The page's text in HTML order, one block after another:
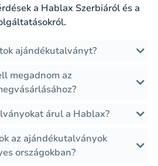
a Hablax Szerbiáról és a
ajándékutalványt?
megadnom az
árul a Hablax?
az ajándékutalványok
országokban?